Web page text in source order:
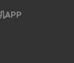
APP